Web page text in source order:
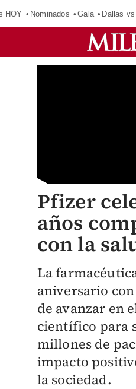
HOY Nominados Gala Dallas
Pfizer
años
con la
La
aniversario
de avanzar en
científico para
millones de
impacto
la sociedad.